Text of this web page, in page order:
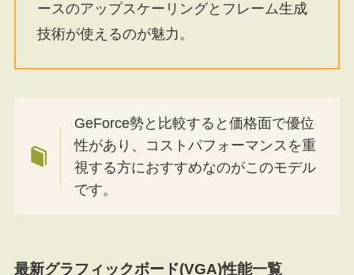
ースのアップスケーリングとフレーム生成
技術が使えるのが魅力。
GeForce勢と比較すると価格面で優位
性があり、コストパフォーマンスを重
視する方におすすめなのがこのモデル
です。
最新グラフィックボード(VGA)性能一覧